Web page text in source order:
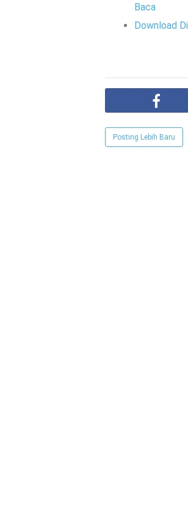
Baca
Download
Posting Lebih Baru